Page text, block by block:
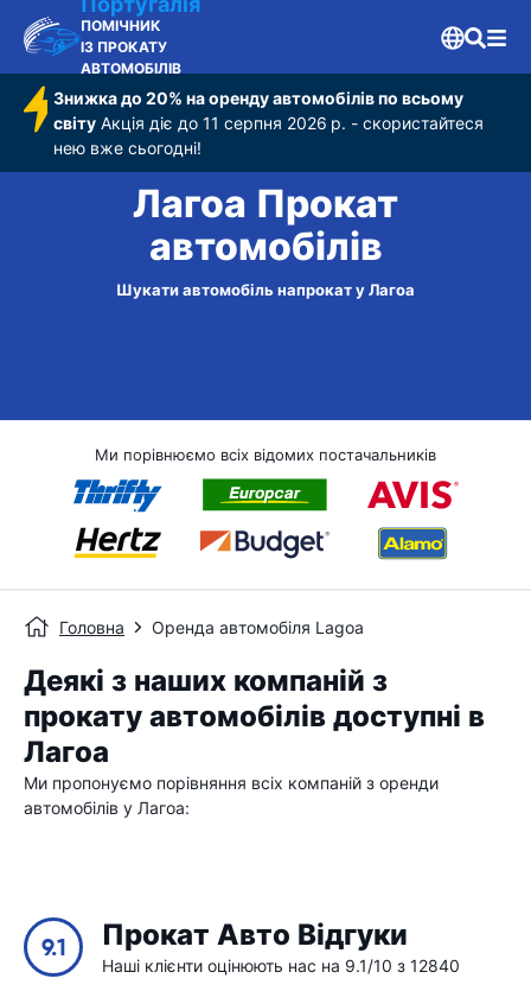
ПОМІЧНИК
ІЗ ПРОКАТУ
АВТОМОБІЛІВ
Знижка до 20% на оренду автомобілів по всьому
світу Акція діє до 11 серпня 2026 р. - скористайтеся
нею вже сьогодні!
Лагоа Прокат
автомобілів
Шукати автомобіль напрокат у Лагоа
Ми порівнюємо всіх відомих постачальників
Головна Оренда автомобіля Lagoa
Деякі з наших компаній з
прокату автомобілів доступні в
Лагоа
Ми пропонуємо порівняння всіх компаній з оренди
автомобілів у Лагоа:
9.1 Прокат Авто Відгуки
Наші клієнти оцінюють нас на 9.1/10 з 12840